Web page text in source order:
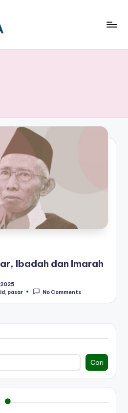
Ibadah dan Imarah
2025
pasar No Comments
Cari